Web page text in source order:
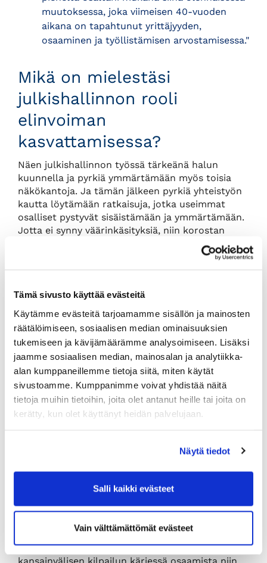
Tämä sivusto käyttää evästeitä
Käytämme evästeitä tarjoamamme sisällön ja mainosten
räätälöimiseen, sosiaalisen median ominaisuuksien
tukemiseen ja kävijämäärämme analysoimiseen. Lisäksi
jaamme sosiaalisen median, mainosalan ja analytiikka-
alan kumppaneillemme tietoja siitä, miten käytät
sivustoamme. Kumppanimme voivat yhdistää näitä
tietoja muihin tietoihin, joita olet antanut heille tai joita on
kerätty, kun olet käyttänyt heidän palvelujaan.
Näytä tiedot
Salli kaikki evästeet
Vain välttämättömät evästeet
muutoksessa, joka viimeisen 40-vuoden
aikana on tapahtunut yrittäjyyden,
osaaminen ja työllistämisen arvostamisessa."
Mikä on mielestäsi
julkishallinnon rooli
elinvoiman
kasvattamisessa?
Näen julkishallinnon työssä tärkeänä halun
kuunnella ja pyrkiä ymmärtämään myös toisia
näkökantoja. Ja tämän jälkeen pyrkiä yhteistyön
kautta löytämään ratkaisuja, jotka useimmat
osalliset pystyvät sisäistämään ja ymmärtämään.
Jotta ei synny väärinkäsityksiä, niin korostan
erikseen vielä, että julkisella hallinnolla on toki
arvo myös itsessään toimijana, vaikuttajana ja
paljon helpommin omankin asiansa läpi kuin
kuuntelematon ”yksisilmäinen”.
Millä keinoin pärjäämme
jatkossa?
Suomi tarvitsee Satakunnan, joka jo nykyisin 4
%:n väestömäärällään tuottaa 8 %:ia Suomen
ulkomaankaupasta ja siten luo Suomeen
Vain yhteistyön kautta saadaan käyttöön
esimerkiksi Satakunnan vahvuudet: vahva
biopohjainen jalostus jatkojalosteineen,
elintarvikeketju ja sen osaaminen, meriteknologia
sekä uudistuva metallien jalostukseen ja
käsittelyyn nojautuva teollinen osaaminen. Näistä
kukin tarvitsee uudistuakseen ja pysyäkseen